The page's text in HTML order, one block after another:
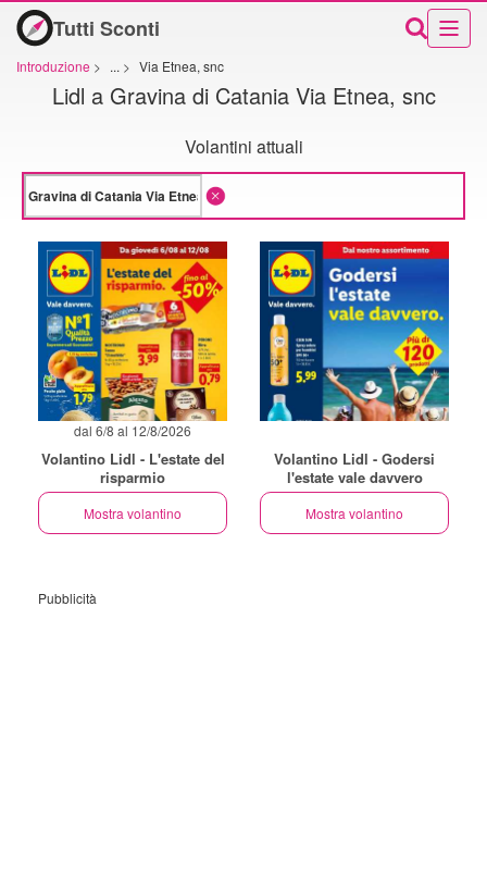
Tutti Sconti
Introduzione > ... > Via Etnea, snc
Lidl a Gravina di Catania Via Etnea, snc
Volantini attuali
dal 6/8 al 12/8/2026
Volantino Lidl - L'estate del
risparmio
Mostra volantino
Volantino Lidl - Godersi
l'estate vale davvero
Mostra volantino
Pubblicità